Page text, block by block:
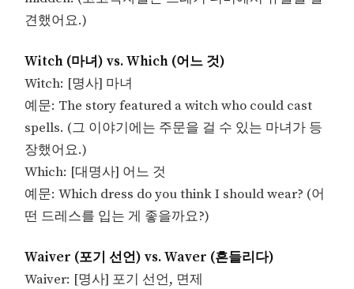
견했어요.)
Witch (마녀) vs. Which (어느 것)
Witch: [명사] 마녀
예문: The story featured a witch who could cast
spells. (그 이야기에는 주문을 걸 수 있는 마녀가 등
장했어요.)
Which: [대명사] 어느 것
예문: Which dress do you think I should wear? (어
떤 드레스를 입는 게 좋을까요?)
Waiver (포기 선언) vs. Waver (흔들리다)
Waiver: [명사] 포기 선언, 면제